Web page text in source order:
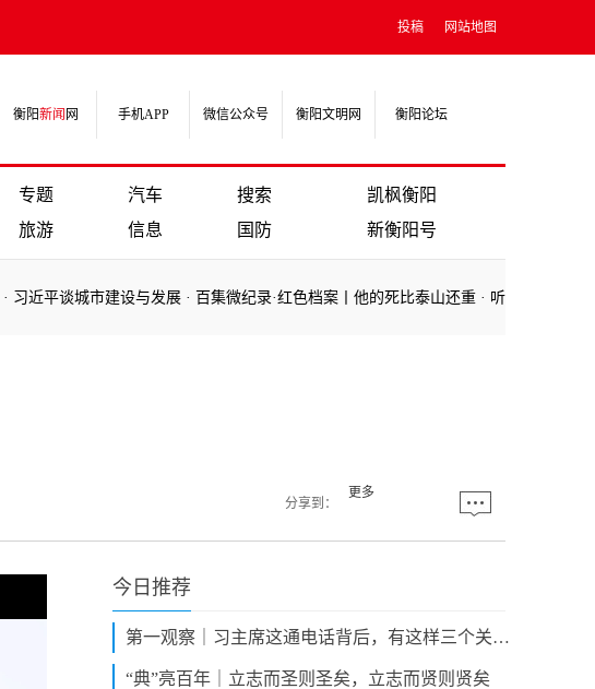
投稿 网站地图
衡阳新闻 网 手机APP 微信公众号 衡阳文明网 衡阳论坛
专题 汽车 搜索
凯枫衡阳
旅游 信息 国防 新衡阳号
· 习近平谈城市建设与发展 · 百集微纪录·红色档案丨他的死比泰山还重 · 听总书记讲党
分享到：
更多
今日推荐
第一观察｜习主席这通电话背后，有这样三个关键词
“典”亮百年｜立志而圣则圣矣，立志而贤则贤矣